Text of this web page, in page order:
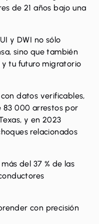
de 21 años bajo una
y DWI no sólo
sino que también
tu futuro migratorio
datos verificables,
83 000 arrestos por
y en 2023
relacionados
del 37 % de las
con precisión